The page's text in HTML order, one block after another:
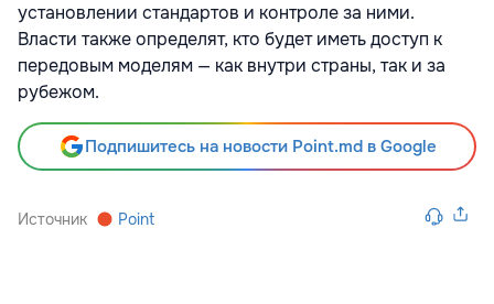
установлении стандартов и контроле за ними.
Власти также определят, кто будет иметь доступ к
передовым моделям — как внутри страны, так и за
рубежом.
Подпишитесь на новости Point.md в Google
Источник Point